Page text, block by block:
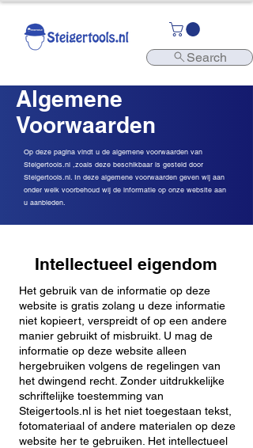
Search
Algemene
Voorwaarden
Op deze pagina vindt u de algemene voorwaarden van
Steigertools.nl ,zoals deze beschikbaar is gesteld door
Steigertools.nl. In deze algemene voorwaarden geven wij aan
onder welk voorbehoud wij de informatie op onze website aan
u aanbieden.
Intellectueel eigendom
Het gebruik van de informatie op deze
website is gratis zolang u deze informatie
niet kopieert, verspreidt of op een andere
manier gebruikt of misbruikt. U mag de
informatie op deze website alleen
hergebruiken volgens de regelingen van
het dwingend recht. Zonder uitdrukkelijke
schriftelijke toestemming van
Steigertools.nl is het niet toegestaan tekst,
fotomateriaal of andere materialen op deze
website her te gebruiken. Het intellectueel